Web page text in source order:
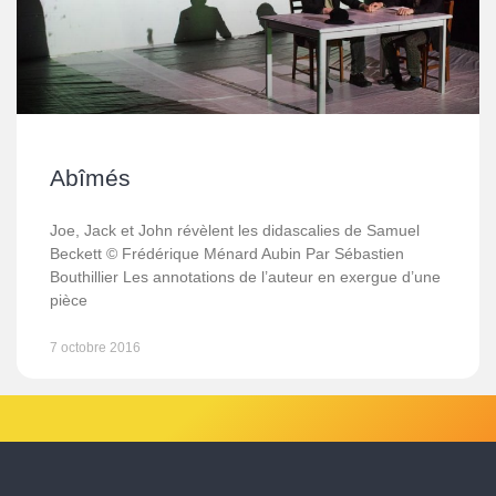
Abîmés
Joe, Jack et John révèlent les didascalies de Samuel
Beckett © Frédérique Ménard Aubin Par Sébastien
Bouthillier Les annotations de l’auteur en exergue d’une
pièce
7 octobre 2016